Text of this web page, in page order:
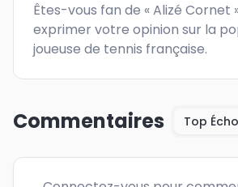
Êtes-vous fan de « Alizé Cornet
exprimer votre opinion sur la
joueuse de tennis française.
Commentaires Top